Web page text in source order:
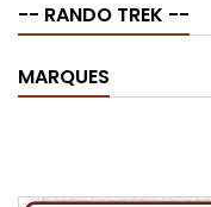
-- RANDO TREK --
MARQUES